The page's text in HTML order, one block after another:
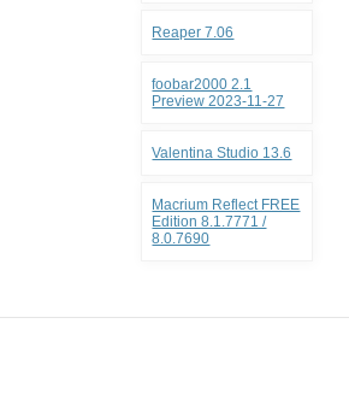
Reaper 7.06
foobar2000 2.1
Preview 2023-11-27
Valentina Studio 13.6
Macrium Reflect FREE
Edition 8.1.7771 /
8.0.7690